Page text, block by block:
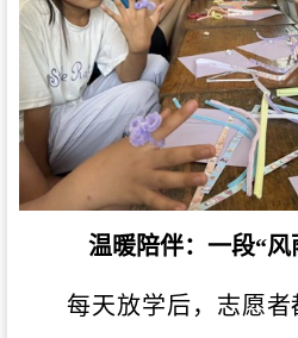
温暖陪伴：一段“
每天放学后，志愿